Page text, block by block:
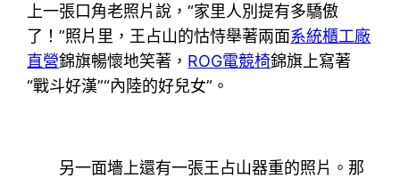
上一張口角老照片說，“家里人別提有多驕傲
了！”照片里，王占山的怙恃舉著兩面系統櫃工廠
直營錦旗暢懷地笑著， ROG電競椅錦旗上寫著
“戰斗好漢”“內陸的好兒女”。
另一面墻上還有一張王占山器重的照片。那